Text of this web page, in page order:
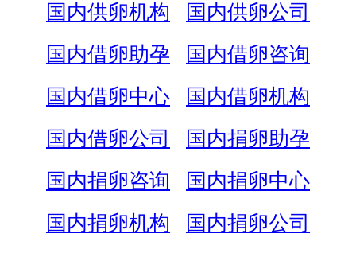
国内供卵机构
国内供卵公司
国内借卵助孕
国内借卵咨询
国内借卵中心
国内借卵机构
国内借卵公司
国内捐卵助孕
国内捐卵咨询
国内捐卵中心
国内捐卵机构
国内捐卵公司